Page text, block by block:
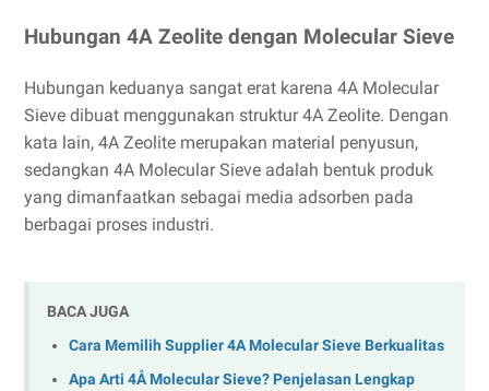
Hubungan 4A Zeolite dengan Molecular Sieve
Hubungan keduanya sangat erat karena 4A Molecular
Sieve dibuat menggunakan struktur 4A Zeolite. Dengan
kata lain, 4A Zeolite merupakan material penyusun,
sedangkan 4A Molecular Sieve adalah bentuk produk
yang dimanfaatkan sebagai media adsorben pada
berbagai proses industri.
BACA JUGA
Cara Memilih Supplier 4A Molecular Sieve Berkualitas
Apa Arti 4Å Molecular Sieve? Penjelasan Lengkap